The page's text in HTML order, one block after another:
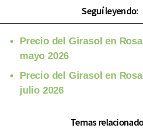
Seguí leyendo:
Precio del Girasol en
mayo 2026
Precio del Girasol en
julio 2026
Temas